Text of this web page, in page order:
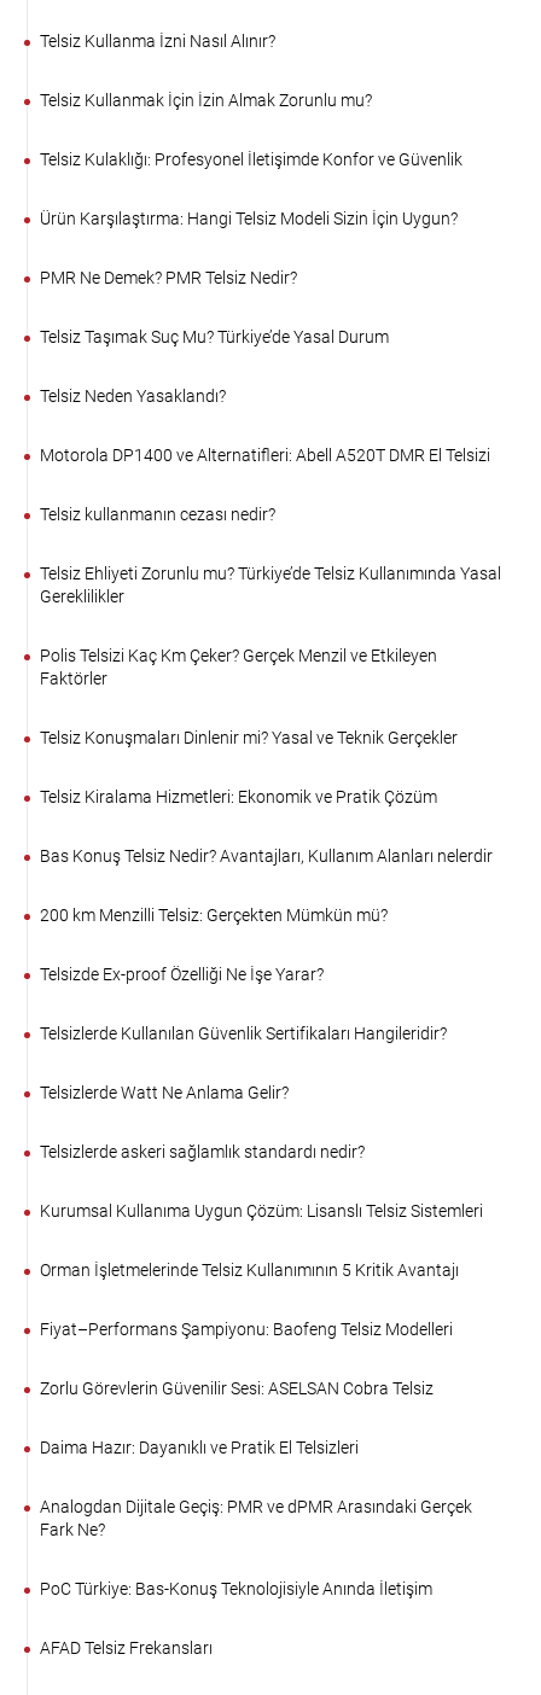
Telsiz Kullanma İzni Nasıl Alınır?
Telsiz Kullanmak İçin İzin Almak Zorunlu mu?
Telsiz Kulaklığı: Profesyonel İletişimde Konfor ve Güvenlik
Ürün Karşılaştırma: Hangi Telsiz Modeli Sizin İçin Uygun?
PMR Ne Demek? PMR Telsiz Nedir?
Telsiz Taşımak Suç Mu? Türkiye’de Yasal Durum
Telsiz Neden Yasaklandı?
Motorola DP1400 ve Alternatifleri: Abell A520T DMR El Telsizi
Telsiz kullanmanın cezası nedir?
Telsiz Ehliyeti Zorunlu mu? Türkiye’de Telsiz Kullanımında Yasal
Gereklilikler
Polis Telsizi Kaç Km Çeker? Gerçek Menzil ve Etkileyen
Faktörler
Telsiz Konuşmaları Dinlenir mi? Yasal ve Teknik Gerçekler
Telsiz Kiralama Hizmetleri: Ekonomik ve Pratik Çözüm
Bas Konuş Telsiz Nedir? Avantajları, Kullanım Alanları nelerdir
200 km Menzilli Telsiz: Gerçekten Mümkün mü?
Telsizde Ex-proof Özelliği Ne İşe Yarar?
Telsizlerde Kullanılan Güvenlik Sertifikaları Hangileridir?
Telsizlerde Watt Ne Anlama Gelir?
Telsizlerde askeri sağlamlık standardı nedir?
Kurumsal Kullanıma Uygun Çözüm: Lisanslı Telsiz Sistemleri
Orman İşletmelerinde Telsiz Kullanımının 5 Kritik Avantajı
Fiyat–Performans Şampiyonu: Baofeng Telsiz Modelleri
Zorlu Görevlerin Güvenilir Sesi: ASELSAN Cobra Telsiz
Daima Hazır: Dayanıklı ve Pratik El Telsizleri
Analogdan Dijitale Geçiş: PMR ve dPMR Arasındaki Gerçek
Fark Ne?
PoC Türkiye: Bas-Konuş Teknolojisiyle Anında İletişim
AFAD Telsiz Frekansları